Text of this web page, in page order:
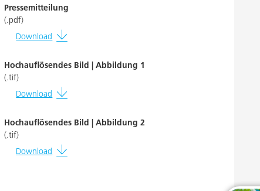
Thermoplaste
Thermosets
Pressemitteilung
(.pdf)
Download
Hochauflösendes Bild | Abbildung 1
(.tif)
Download
Hochauflösendes Bild | Abbildung 2
(.tif)
Download